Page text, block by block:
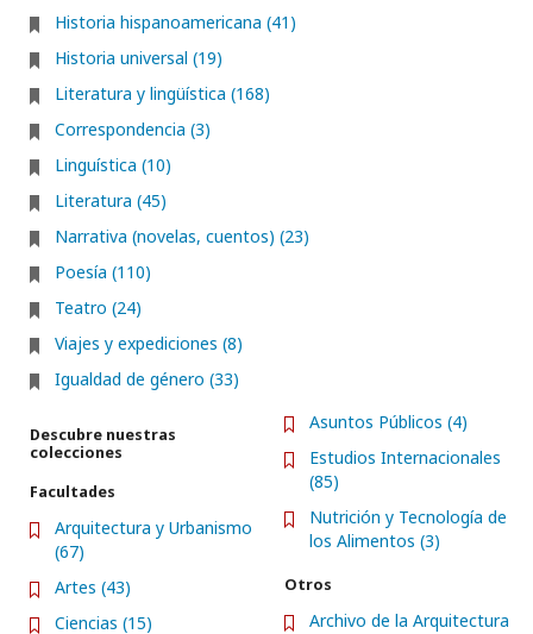
Historia hispanoamericana (41)
Historia universal (19)
Literatura y lingüística (168)
Correspondencia (3)
Linguística (10)
Literatura (45)
Narrativa (novelas, cuentos) (23)
Poesía (110)
Teatro (24)
Viajes y expediciones (8)
Igualdad de género (33)
Descubre nuestras
colecciones
Facultades
Arquitectura y Urbanismo
(67)
Artes (43)
Ciencias (15)
Asuntos Públicos (4)
Estudios Internacionales
(85)
Nutrición y Tecnología de
los Alimentos (3)
Otros
Archivo de la Arquitectura